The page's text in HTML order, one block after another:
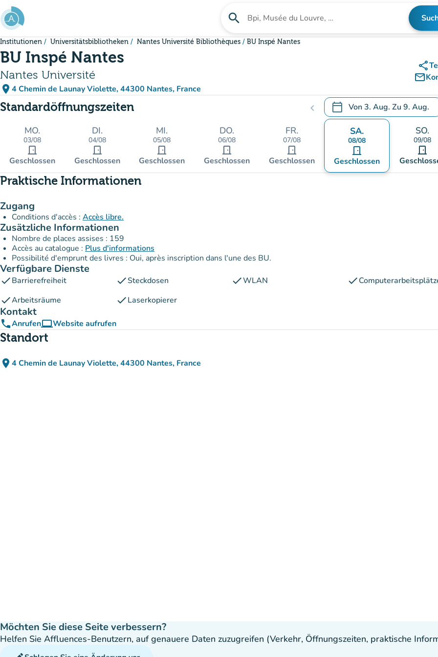
Gehe zum Hauptinhalt
search Suche nach einer Einrichtung
Institutionen Universitätsbibliotheken Nantes Université Bibliothèques BU Inspé Nantes
BU Inspé Nantes
Nantes Université
place 4 Chemin de Launay Violette, 44300 Nantes, France
(in Google Maps öffnen)
(new tab)
share
mail_outline
Standardöffnungszeiten chevron_left calendar_today Von3. Aug. Zu 9. Aug.
.Öffnen Sie den Kalender,
MO.
03/08
door_front
Geschlossen
DI.
04/08
door_front
Geschlossen
MI.
05/08
door_front
Geschlossen
DO.
06/08
door_front
Geschlossen
FR.
07/08
door_front
Geschlossen
SA.
08/08
door_front
Geschlossen
SO.
09/08
door_front
Praktische Informationen
Zugang
Conditions d'accès : Accès libre.
Zusätzliche Informationen
Nombre de places assises : 159
Accès au catalogue : Plus d'informations
Possibilité d'emprunt des livres : Oui, après inscription dans l'une des BU.
Verfügbare Dienste
checkBarrierefreiheit checkSteckdosen checkWLAN check
checkArbeitsräume checkLaserkopierer
Kontakt
phoneAnrufencomputerWebsite aufrufen
(new tab)
Standort
place 4 Chemin de Launay Violette, 44300 Nantes, France
(in Google Maps öffnen)
(new tab)
Möchten Sie diese Seite verbessern?
Helfen Sie Affluences-Benutzern, auf genauere Daten zuzugreifen (Verkehr, Öffnungszeiten, praktische